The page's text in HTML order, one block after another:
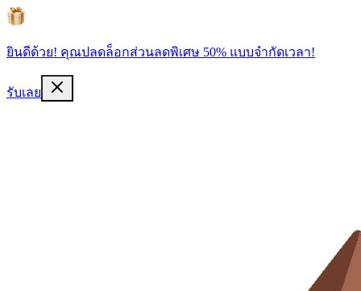
ยินดีด้วย! คุณปลดล็อกส่วนลดพิเศษ 50% แบบจำกัดเวลา!
รับเลย